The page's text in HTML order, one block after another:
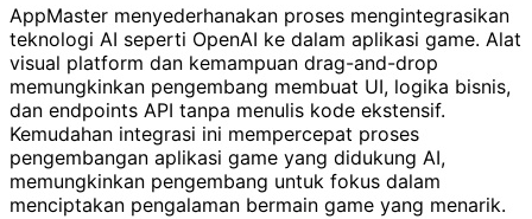
AppMaster menyederhanakan proses mengintegrasikan
teknologi AI seperti OpenAI ke dalam aplikasi game. Alat
visual platform dan kemampuan drag-and-drop
memungkinkan pengembang membuat UI, logika bisnis,
dan endpoints API tanpa menulis kode ekstensif.
Kemudahan integrasi ini mempercepat proses
pengembangan aplikasi game yang didukung AI,
memungkinkan pengembang untuk fokus dalam
menciptakan pengalaman bermain game yang menarik.